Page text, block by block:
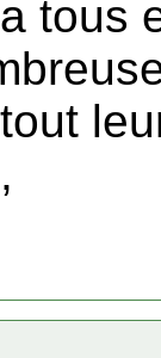
tous